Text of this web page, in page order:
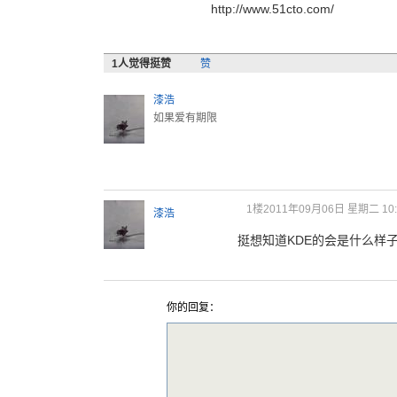
http://www.51cto.com/
1人觉得挺赞 赞
漆浩
如果爱有期限
漆浩 1楼2011年09月06日 星期二
挺想知道KDE的会是什么样子
你的回复：